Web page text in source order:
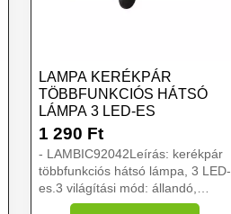
LAMPA KERÉKPÁR
TÖBBFUNKCIÓS HÁTSÓ
LÁMPA 3 LED-ES
1 290 Ft
- LAMBIC92042Leírás: kerékpár
többfunkciós hátsó lámpa, 3 LED-
es.3 világítási mód: állandó,
szakaszos, szekvenciális.Konzol